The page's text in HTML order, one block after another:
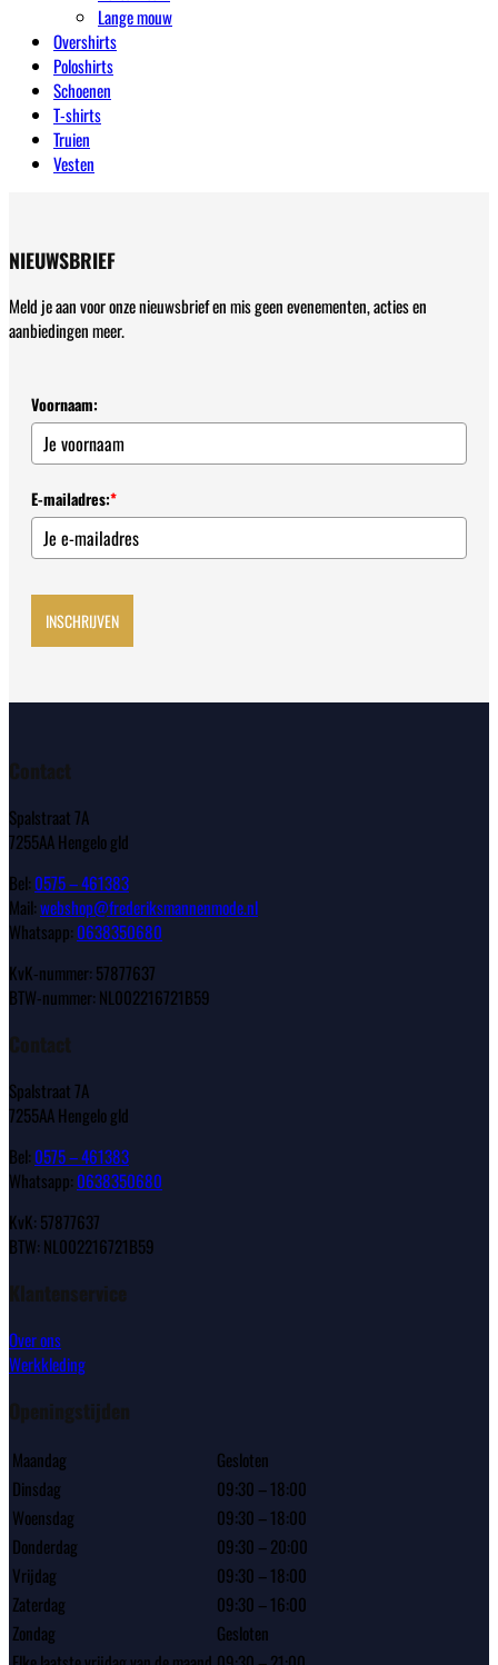
Lange mouw
Overshirts
Poloshirts
Schoenen
T-shirts
Truien
Vesten
NIEUWSBRIEF
Meld je aan voor onze nieuwsbrief en mis geen evenementen, acties en
aanbiedingen meer.
Voornaam:
E-mailadres:*
INSCHRIJVEN
Contact
Spalstraat 7A
7255AA Hengelo gld
Bel:0575 – 461383
Mail:webshop@frederiksmannenmode.nl
Whatsapp:0638350680
KvK-nummer: 57877637
BTW-nummer: NL002216721B59
Contact
Spalstraat 7A
7255AA Hengelo gld
Bel:0575 – 461383
Whatsapp:0638350680
KvK: 57877637
BTW: NL002216721B59
Klantenservice
Over ons
Werkkleding
Openingstijden
Maandag
Gesloten
Dinsdag
09:30 – 18:00
Woensdag
09:30 – 18:00
Donderdag
09:30 – 20:00
Vrijdag
09:30 – 18:00
Zaterdag
09:30 – 16:00
Zondag
Gesloten